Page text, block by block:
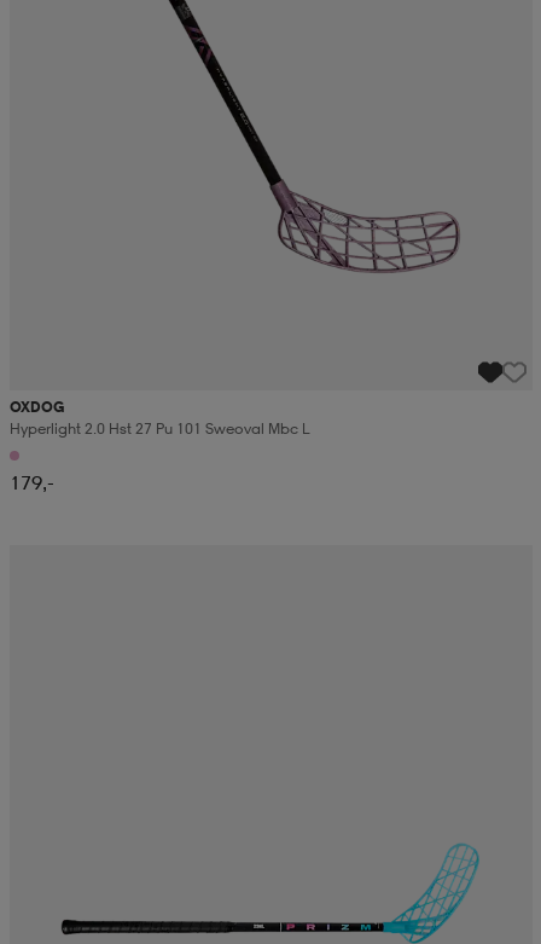
OXDOG
Hyperlight 2.0 Hst 27 Pu 101 Sweoval Mbc L
179,-